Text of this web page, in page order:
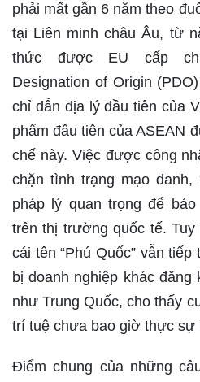
phải mất gần 6 năm theo
tại Liên minh châu Âu, từ
thức được EU cấp
Designation of Origin
chỉ dẫn địa lý đầu tiên của
phẩm đầu tiên của ASEAN
chế này. Việc được công
chặn tình trạng mạo
pháp lý quan trọng để
trên thị trường quốc tế.
cái tên “Phú Quốc” vẫn
bị doanh nghiệp khác
như Trung Quốc, cho thấy
trí tuệ chưa bao giờ thực sự
Điểm chung của những